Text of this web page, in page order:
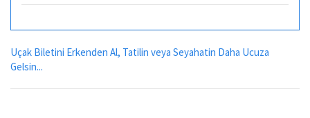
Uçak Biletini Erkenden Al, Tatilin veya Seyahatin Daha Ucuza
Gelsin...